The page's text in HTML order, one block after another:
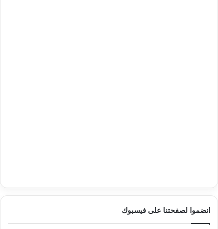
انضموا لصفحتنا على فيسبوك